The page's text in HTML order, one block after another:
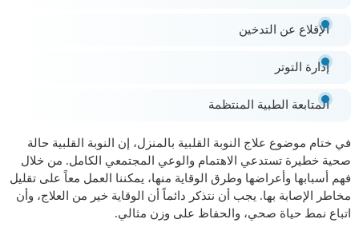
الإقلاع عن التدخين
إدارة التوتر
المتابعة الطبية المنتظمة
في ختام موضوع علاج النوبة القلبية بالمنزل، إن النوبة القلبية حالة
صحية خطيرة تستدعي الاهتمام والوعي المجتمعي الكامل. من خلال
فهم أسبابها وأعراضها وطرق الوقاية منها، يمكننا العمل معاً على تقليل
مخاطر الإصابة بها. يجب أن نتذكر دائماً أن الوقاية خير من العلاج، وأن
اتباع نمط حياة صحي، والحفاظ على وزن مثالي.